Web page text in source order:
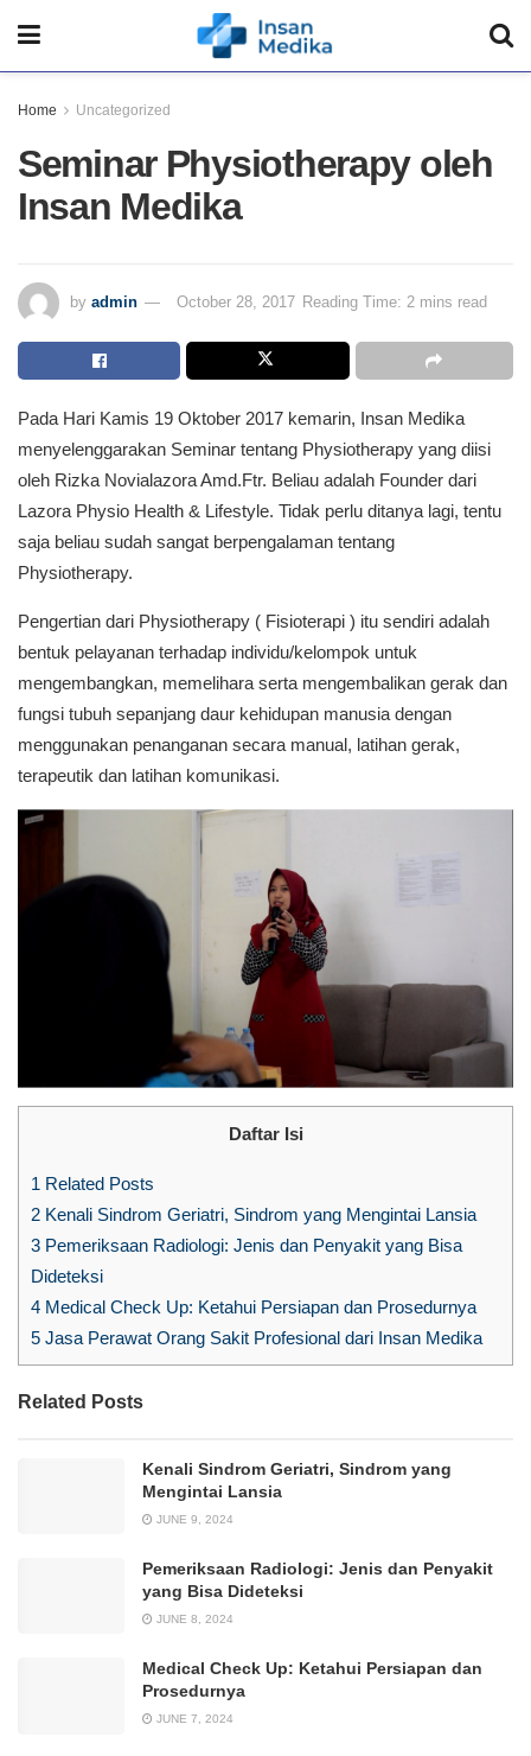
Home Uncategorized
Seminar Physiotherapy oleh
Insan Medika
by admin October 28, 2017 Reading Time: 2 mins read
Pada Hari Kamis 19 Oktober 2017 kemarin, Insan Medika
menyelenggarakan Seminar tentang Physiotherapy yang diisi
oleh Rizka Novialazora Amd.Ftr. Beliau adalah Founder dari
Lazora Physio Health & Lifestyle. Tidak perlu ditanya lagi, tentu
saja beliau sudah sangat berpengalaman tentang
Physiotherapy.
Pengertian dari Physiotherapy ( Fisioterapi ) itu sendiri adalah
bentuk pelayanan terhadap individu/kelompok untuk
mengembangkan, memelihara serta mengembalikan gerak dan
fungsi tubuh sepanjang daur kehidupan manusia dengan
menggunakan penanganan secara manual, latihan gerak,
terapeutik dan latihan komunikasi.
Daftar Isi
1 Related Posts
2 Kenali Sindrom Geriatri, Sindrom yang Mengintai Lansia
3 Pemeriksaan Radiologi: Jenis dan Penyakit yang Bisa
Dideteksi
4 Medical Check Up: Ketahui Persiapan dan Prosedurnya
5 Jasa Perawat Orang Sakit Profesional dari Insan Medika
Related Posts
Kenali Sindrom Geriatri, Sindrom yang
Mengintai Lansia
JUNE 9, 2024
Pemeriksaan Radiologi: Jenis dan Penyakit
yang Bisa Dideteksi
JUNE 8, 2024
Medical Check Up: Ketahui Persiapan dan
Prosedurnya
JUNE 7, 2024